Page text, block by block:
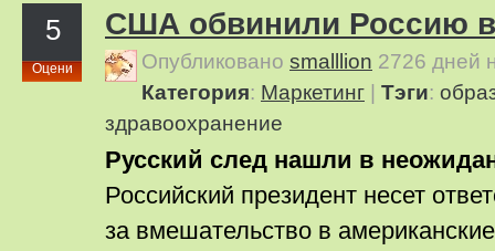
5
Оцени
США обвинили Россию
Опубликовано smalllion 2726 дней
Категория: Маркетинг Тэги:
здравоохранение
Русский след нашли в
Российский президент несет
за вмешательство в